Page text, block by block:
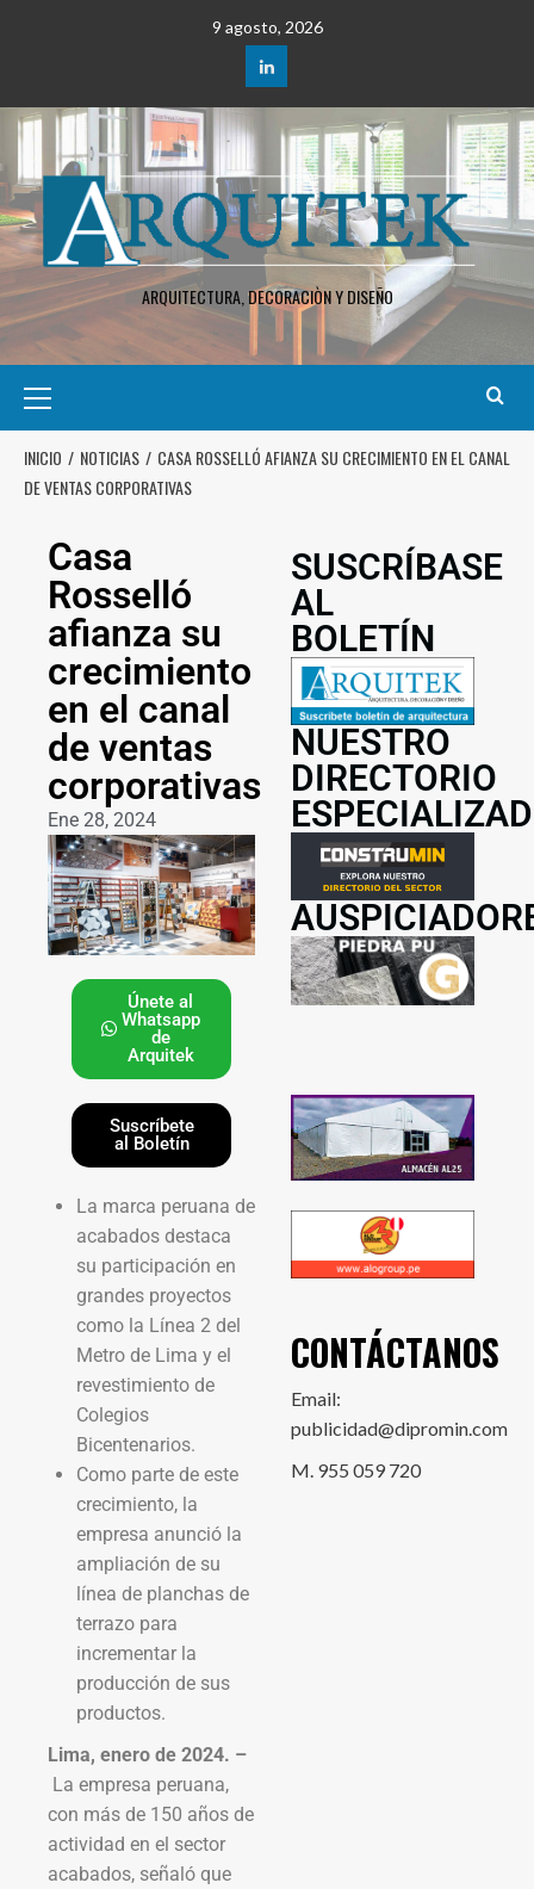
9 agosto, 2026
ARQUITECTURA, DECORACIÒN Y DISEÑO
INICIO NOTICIAS
CASA ROSSELLÓ AFIANZA SU CRECIMIENTO EN EL CANAL
DE VENTAS CORPORATIVAS
Casa
Rosselló
afianza su
crecimiento
en el canal
de ventas
corporativas
Ene 28, 2024
Únete al
Whatsapp
de
Arquitek
Suscríbete
al Boletín
La marca peruana de
acabados destaca
su participación en
grandes proyectos
como la Línea 2 del
Metro de Lima y el
revestimiento de
Colegios
Bicentenarios.
Como parte de este
crecimiento, la
empresa anunció la
ampliación de su
línea de planchas de
terrazo para
incrementar la
producción de sus
productos.
Lima, enero de 2024. –
La empresa peruana,
con más de 150 años de
actividad en el sector
acabados, señaló que
SUSCRÍBASE
AL
BOLETÍN
NUESTRO
DIRECTORIO
CONTÁCTANOS
Email:
publicidad@dipromin.com
M. 955 059 720